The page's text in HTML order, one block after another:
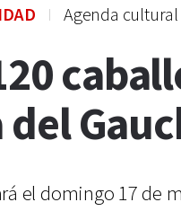
Agenda cultural
del
el domingo 17 de